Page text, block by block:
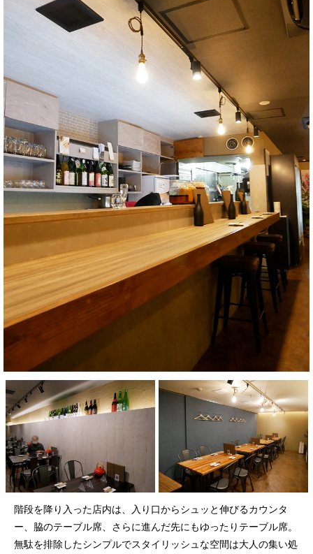
階段を降り入った店内は、入り口からシュッと伸びるカウンタ
ー、脇のテーブル席、さらに進んだ先にもゆったりテーブル席。
無駄を排除したシンプルでスタイリッシュな空間は大人の集い処